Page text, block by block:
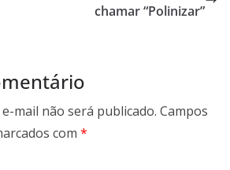
chamar “Polinizar”
mail não será publicado. Campos
com *